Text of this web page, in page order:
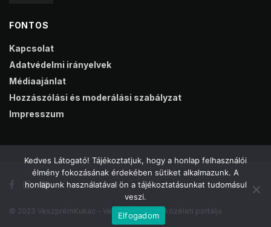
FONTOS
Kapcsolat
Adatvédelmi irányelvek
Médiaajánlat
Hozzászólási és moderálási szabályzat
Impresszum
© 2023 VeszprémKukac - Veszprém online közéleti portálja
Kedves Látogató! Tájékoztatjuk, hogy a honlap felhasználói
élmény fokozásának érdekében sütiket alkalmazunk. A
honlapunk használatával ön a tájékoztatásunkat tudomásul
veszi.
Elfogadom